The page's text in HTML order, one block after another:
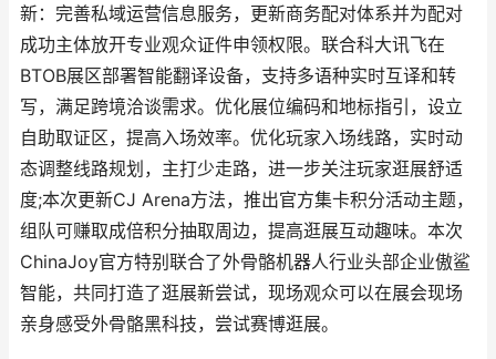
新：完善私域运营信息服务，更新商务配对体系并为配对
成功主体放开专业观众证件申领权限。联合科大讯飞在
BTOB展区部署智能翻译设备，支持多语种实时互译和转
写，满足跨境洽谈需求。优化展位编码和地标指引，设立
自助取证区，提高入场效率。优化玩家入场线路，实时动
态调整线路规划，主打少走路，进一步关注玩家逛展舒适
度;本次更新CJ Arena方法，推出官方集卡积分活动主题，
组队可赚取成倍积分抽取周边，提高逛展互动趣味。本次
ChinaJoy官方特别联合了外骨骼机器人行业头部企业傲鲨
智能，共同打造了逛展新尝试，现场观众可以在展会现场
亲身感受外骨骼黑科技，尝试赛博逛展。